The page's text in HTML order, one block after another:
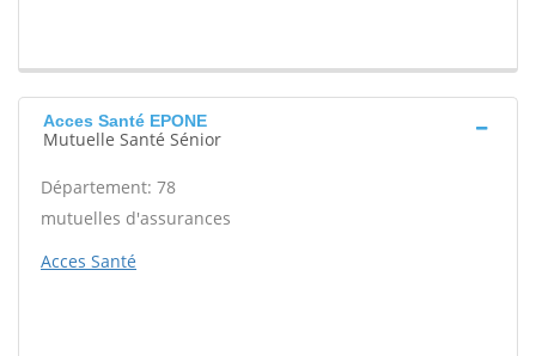
Acces Santé EPONE
Mutuelle Santé Sénior
Département: 78
mutuelles d'assurances
Acces Santé